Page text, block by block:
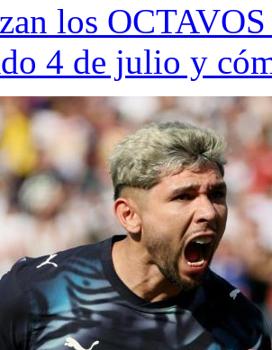
los
4 de julio y